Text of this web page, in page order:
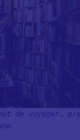
de voyager…